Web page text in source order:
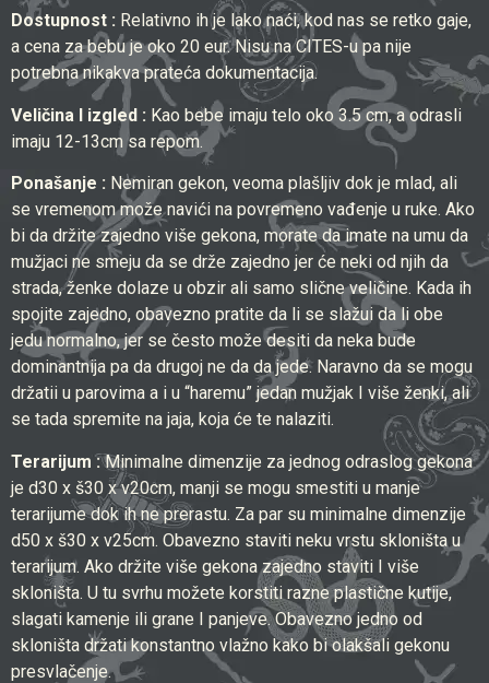
Dostupnost : Relativno ih je lako naći, kod nas se retko gaje,
a cena za bebu je oko 20 eur. Nisu na CITES-u pa nije
potrebna nikakva prateća dokumentacija.
Veličina I izgled : Kao bebe imaju telo oko 3.5 cm, a odrasli
imaju 12-13cm sa repom.
Ponašanje : Nemiran gekon, veoma plašljiv dok je mlad, ali
se vremenom može navići na povremeno vađenje u ruke. Ako
bi da držite zajedno više gekona, morate da imate na umu da
mužjaci ne smeju da se drže zajedno jer će neki od njih da
strada, ženke dolaze u obzir ali samo slične veličine. Kada ih
spojite zajedno, obavezno pratite da li se slažui da li obe
jedu normalno, jer se često može desiti da neka bude
dominantnija pa da drugoj ne da da jede. Naravno da se mogu
držatii u parovima a i u “haremu” jedan mužjak I više ženki, ali
se tada spremite na jaja, koja će te nalaziti.
Terarijum :Minimalne dimenzije za jednog odraslog gekona
je d30 x š30 x v20cm, manji se mogu smestiti u manje
terarijume dok ih ne prerastu. Za par su minimalne dimenzije
d50 x š30 x v25cm. Obavezno staviti neku vrstu skloništa u
terarijum. Ako držite više gekona zajedno staviti I više
skloništa. U tu svrhu možete korstiti razne plastične kutije,
slagati kamenje ili grane I panjeve. Obavezno jedno od
skloništa držati konstantno vlažno kako bi olakšali gekonu
presvlačenje.